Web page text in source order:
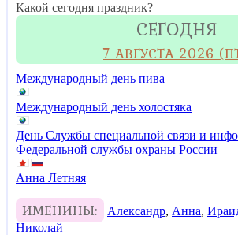
Какой сегодня праздник?
СЕГОДНЯ
7 АВГУСТА 2026
Международный день пива
Международный день холостяка
День Службы специальной связи и
Федеральной службы охраны России
Анна Летняя
ИМЕНИНЫ: Александр, Анна,
Николай